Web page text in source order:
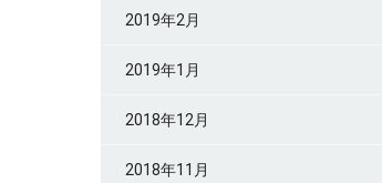
2019年2月
2019年1月
2018年12月
2018年11月